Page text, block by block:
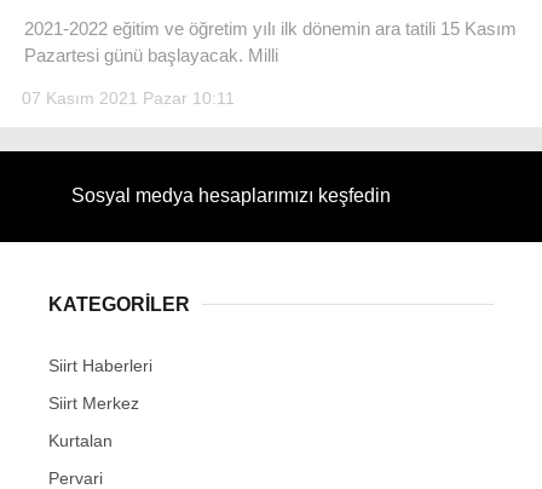
Instagram
2021-2022 eğitim ve öğretim yılı ilk dönemin ara tatili 15 Kasım
Pazartesi günü başlayacak. Milli
07 Kasım 2021 Pazar 10:11
Sosyal medya hesaplarımızı keşfedin
KATEGORİLER
Siirt Haberleri
Siirt Merkez
Kurtalan
Pervari